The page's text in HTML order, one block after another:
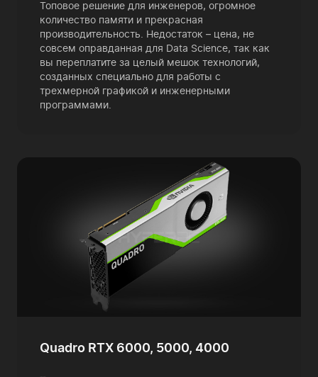
Топовое решение для инженеров, огромное
количество памяти и прекрасная
производительность. Недостаток – цена, не
совсем оправданная для Data Science, так как
вы переплатите за целый мешок технологий,
созданных специально для работы с
трехмерной графикой и инженерными
программами.
Quadro RTX 6000, 5000, 4000